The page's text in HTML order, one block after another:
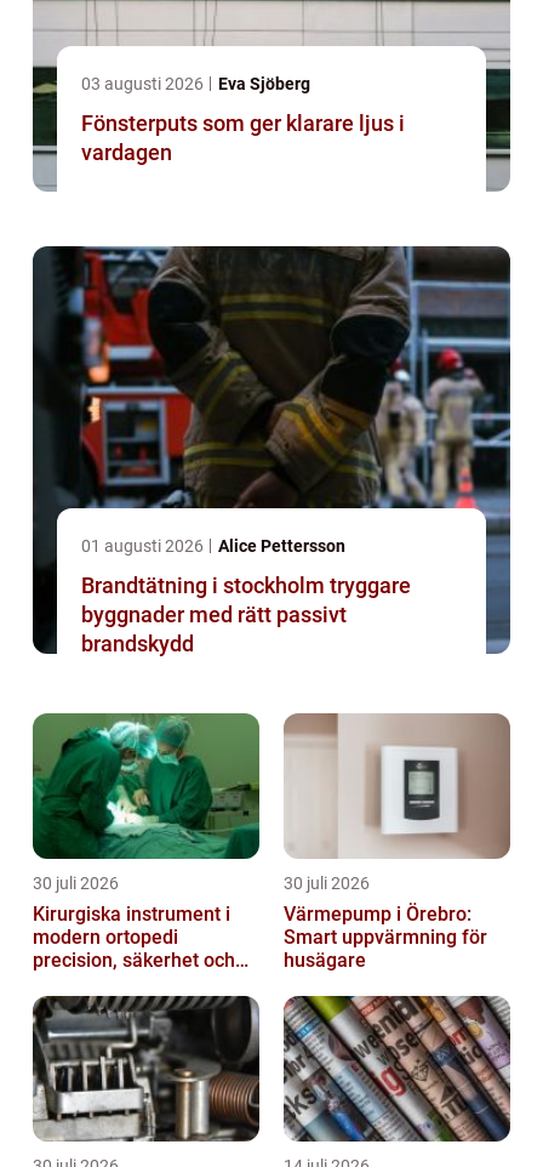
03 augusti 2026 Eva Sjöberg
Fönsterputs som ger klarare ljus i
vardagen
01 augusti 2026 Alice Pettersson
Brandtätning i stockholm tryggare
byggnader med rätt passivt
brandskydd
30 juli 2026
Kirurgiska instrument i
modern ortopedi
precision, säkerhet och
30 juli 2026
Värmepump i Örebro:
Smart uppvärmning för
husägare